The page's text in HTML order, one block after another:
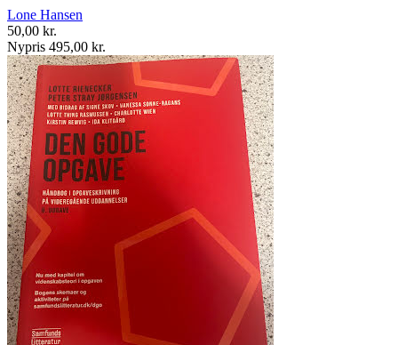
Lone Hansen
50,00 kr.
Nypris 495,00 kr.